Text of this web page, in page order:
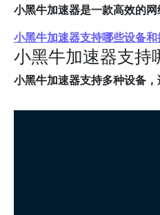
小黑牛加速器是一款高效的
小黑牛加速器支持哪些设备和
小黑牛加速器支持
小黑牛加速器支持多种设备，